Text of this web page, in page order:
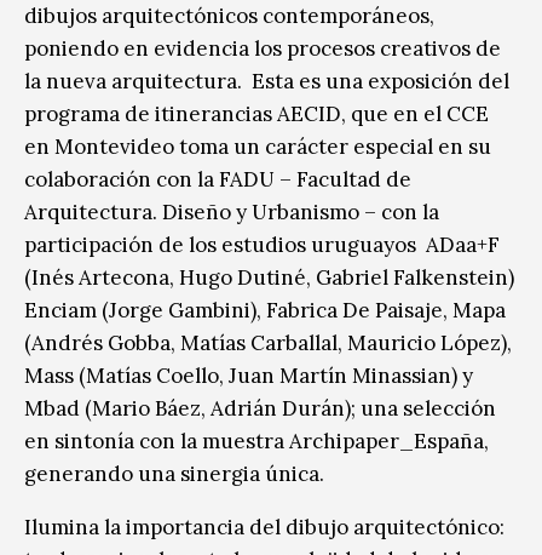
dibujos arquitectónicos contemporáneos,
poniendo en evidencia los procesos creativos de
la nueva arquitectura. Esta es una exposición del
programa de itinerancias AECID, que en el CCE
en Montevideo toma un carácter especial en su
colaboración con la FADU – Facultad de
Arquitectura. Diseño y Urbanismo – con la
participación de los estudios uruguayos ADaa+F
(Inés Artecona, Hugo Dutiné, Gabriel Falkenstein)
Enciam (Jorge Gambini), Fabrica De Paisaje, Mapa
(Andrés Gobba, Matías Carballal, Mauricio López),
Mass (Matías Coello, Juan Martín Minassian) y
Mbad (Mario Báez, Adrián Durán); una selección
en sintonía con la muestra Archipaper_España,
generando una sinergia única.
Ilumina la importancia del dibujo arquitectónico: